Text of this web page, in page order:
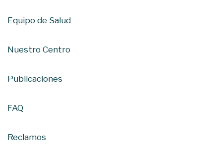
Equipo de Salud
Nuestro Centro
Publicaciones
FAQ
Reclamos